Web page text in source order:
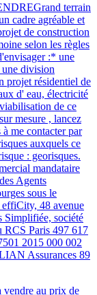
terrain
cadre agréable et
de construction
selon les règles
:* une
une division
projet résidentiel de
d' eau, électricité
de ce
mesure , lancez
me contacter par
auxquels ce
: georisques.
mandataire
Agents
sous le
48 avenue
Simplifiée, société
RCS Paris 497 617
2015 000 002
Assurances 89